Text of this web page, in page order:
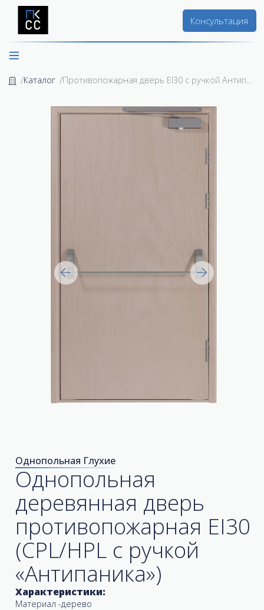
Каталог Противопожарная дверь EI30 с ручкой Антипаникой
Однопольная Глухие
Однопольная
деревянная дверь
противопожарная EI30
(CPL/HPL с ручкой
«Антипаника»)
Характеристики:
Материал -дерево
Консультация